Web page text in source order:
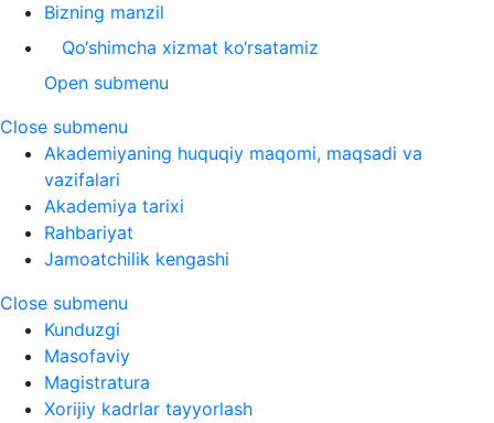
Bizning manzil
Qo‘shimcha xizmat ko‘rsatamiz
Open submenu
Close submenu
Akademiyaning huquqiy maqomi, maqsadi va
vazifalari
Akademiya tarixi
Rahbariyat
Jamoatchilik kengashi
Close submenu
Kunduzgi
Masofaviy
Magistratura
Xorijiy kadrlar tayyorlash